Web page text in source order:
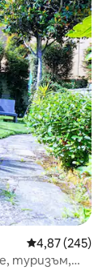
Средна
4,87 (245)
туризъм,